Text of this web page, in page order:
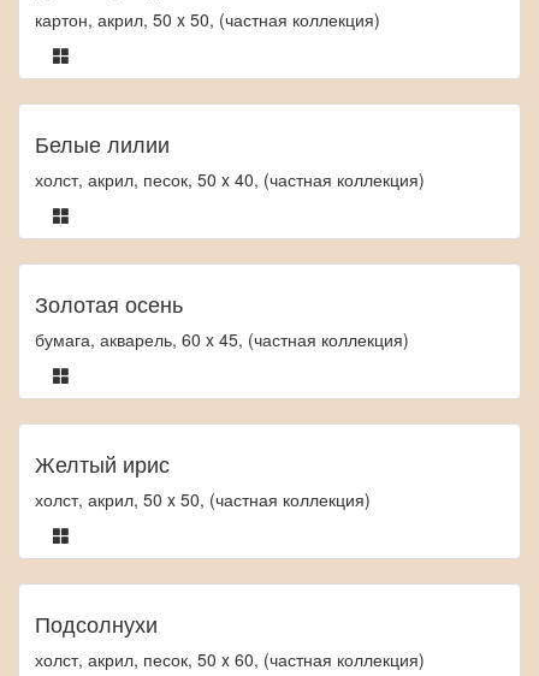
картон, акрил, 50 x 50, (частная коллекция)
Белые лилии
холст, акрил, песок, 50 x 40, (частная коллекция)
Золотая осень
бумага, акварель, 60 x 45, (частная коллекция)
Желтый ирис
холст, акрил, 50 x 50, (частная коллекция)
Подсолнухи
холст, акрил, песок, 50 x 60, (частная коллекция)